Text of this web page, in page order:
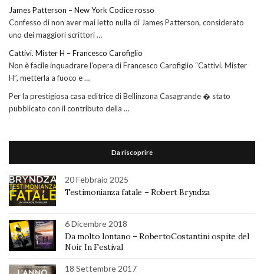
James Patterson – New York Codice rosso
Confesso di non aver mai letto nulla di James Patterson, considerato
uno dei maggiori scrittori …
Cattivi. Mister H – Francesco Carofiglio
Non è facile inquadrare l’opera di Francesco Carofiglio “Cattivi. Mister
H”, metterla a fuoco e …
Per la prestigiosa casa editrice di Bellinzona Casagrande � stato
pubblicato con il contributo della …
Da riscoprire
20 Febbraio 2025
Testimonianza fatale – Robert Bryndza
6 Dicembre 2018
Da molto lontano – RobertoCostantini ospite del
Noir In Festival
18 Settembre 2017